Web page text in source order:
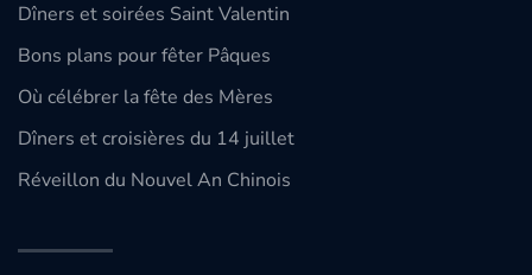
Dîners et soirées Saint Valentin
Bons plans pour fêter Pâques
Où célébrer la fête des Mères
Dîners et croisières du 14 juillet
Réveillon du Nouvel An Chinois